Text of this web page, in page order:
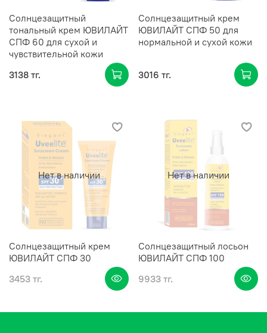
Солнцезащитный
тональный крем ЮВИЛАЙТ
СПФ 60 для сухой и
чувствительной кожи
3138 тг.
Солнцезащитный крем
ЮВИЛАЙТ СПФ 50 для
нормальной и сухой кожи
3016 тг.
Нет в наличии
Солнцезащитный крем
ЮВИЛАЙТ СПФ 30
3453 тг.
Нет в наличии
Солнцезащитный лосьон
ЮВИЛАЙТ СПФ 100
9933 тг.